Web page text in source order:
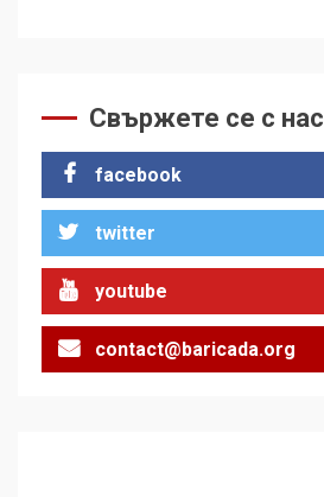
Свържете се с нас
facebook
twitter
youtube
contact@baricada.org